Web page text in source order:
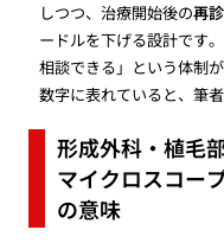
しつつ、治療開始後の再
ードルを下げる設計です
相談できる」という体制
数字に表れていると、筆
形成外科・植毛
マイクロスコー
の意味